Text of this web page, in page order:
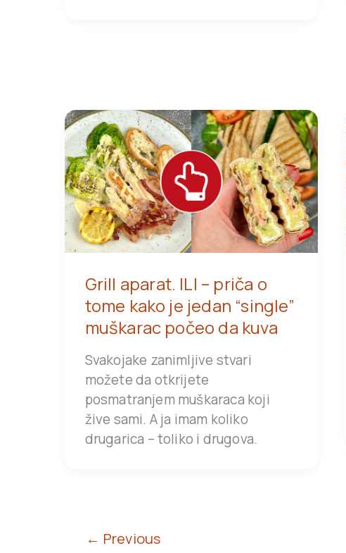
Grill aparat. ILI – priča o
tome kako je jedan “single”
muškarac počeo da kuva
Svakojake zanimljive stvari
možete da otkrijete
posmatranjem muškaraca koji
žive sami. A ja imam koliko
drugarica – toliko i drugova.
← Previous